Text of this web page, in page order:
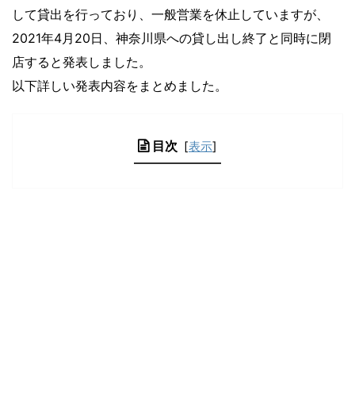
して貸出を行っており、一般営業を休止していますが、
2021年4月20日、神奈川県への貸し出し終了と同時に閉
店すると発表しました。
以下詳しい発表内容をまとめました。
目次 [表示]